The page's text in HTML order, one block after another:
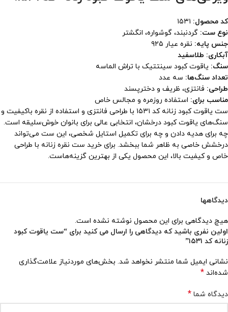
کد محصول:
نوع ست: گردنبند، گوشواره، انگشتر
جنس پایه: نقره عیار ۹۲۵
آبکاری: طلاسفید
سنگ: یاقوت کبود سینتتیک با تراش الماسه
تعداد سنگ‌ها: سه عدد
طراحی: فانتزی، ظریف و دخترپسند
مناسب برای: استفاده روزمره و مجالس خاص
ست یاقوت کبود زنانه کد ۱۵۳۱ با طراحی فانتزی و استفاده از نقره باکیفیت و
سنگ‌های یاقوت کبود درخشان، انتخابی عالی برای بانوان خوش‌سلیقه است.
چه برای هدیه دادن و چه برای تکمیل استایل شخصی، این ست می‌تواند
درخشش خاصی به ظاهر شما ببخشد. برای خرید ست نقره زنانه با طراحی
خاص و کیفیت بالا، این محصول یکی از بهترین گزینه‌هاست.
دیدگاهها
هیچ دیدگاهی برای این محصول نوشته نشده است.
اولین نفری باشید که دیدگاهی را ارسال می کنید برای “ست یاقوت کبود
زنانه کد ۱۵۳۱”
نشانی ایمیل شما منتشر نخواهد شد. بخش‌های موردنیاز علامت‌گذاری
شده‌اند *
دیدگاه شما *